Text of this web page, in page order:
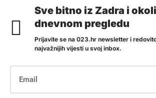
Sve bitno iz Zadra i
dnevnom pregledu
Prijavite se na 023.hr newsletter i
najvažnijih vijesti u svoj inbox.